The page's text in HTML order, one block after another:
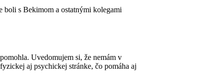
boli s Bekimom a ostatnými kolegami
Uvedomujem si, že nemám v
aj psychickej stránke, čo pomáha aj